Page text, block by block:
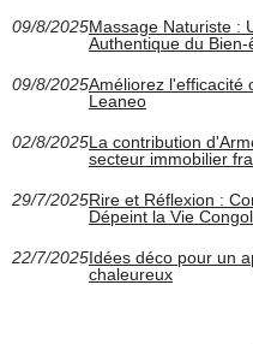
09/8/2025Massage Naturiste :
Authentique du Bien-
09/8/2025Améliorez l'efficacité
Leaneo
02/8/2025La contribution
secteur immobilier
29/7/2025Rire et Réflexion :
Dépeint la Vie
22/7/2025Idées déco pour un
chaleureux